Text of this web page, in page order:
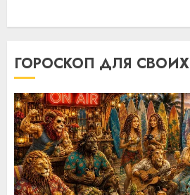
ГОРОСКОП ДЛЯ СВОИХ